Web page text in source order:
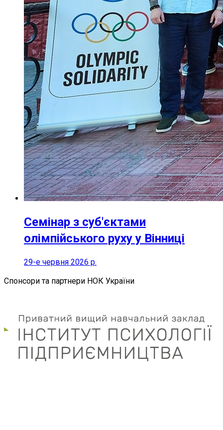
Семінар з суб'єктами
олімпійського руху у Вінниці
29-е червня 2026 р.
Спонсори та партнери НОК України